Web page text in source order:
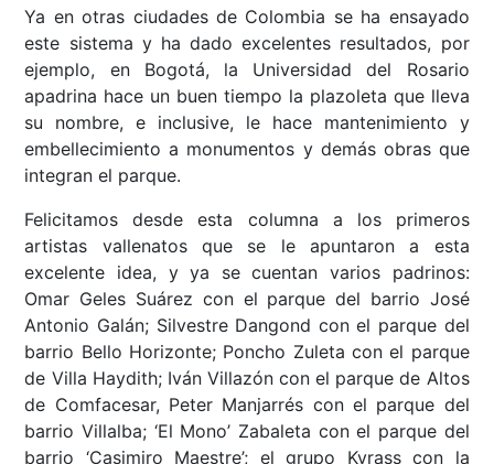
Ya en otras ciudades de Colombia se ha ensayado
este sistema y ha dado excelentes resultados, por
ejemplo, en Bogotá, la Universidad del Rosario
apadrina hace un buen tiempo la plazoleta que lleva
su nombre, e inclusive, le hace mantenimiento y
embellecimiento a monumentos y demás obras que
integran el parque.
Felicitamos desde esta columna a los primeros
artistas vallenatos que se le apuntaron a esta
excelente idea, y ya se cuentan varios padrinos:
Omar Geles Suárez con el parque del barrio José
Antonio Galán; Silvestre Dangond con el parque del
barrio Bello Horizonte; Poncho Zuleta con el parque
de Villa Haydith; Iván Villazón con el parque de Altos
de Comfacesar, Peter Manjarrés con el parque del
barrio Villalba; ‘El Mono’ Zabaleta con el parque del
barrio ‘Casimiro Maestre’; el grupo Kvrass con la